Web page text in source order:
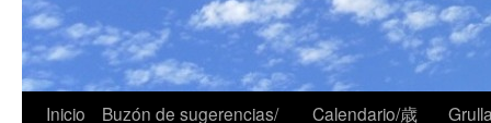
Inicio
Buzón de sugerencias/
Calendario/歳